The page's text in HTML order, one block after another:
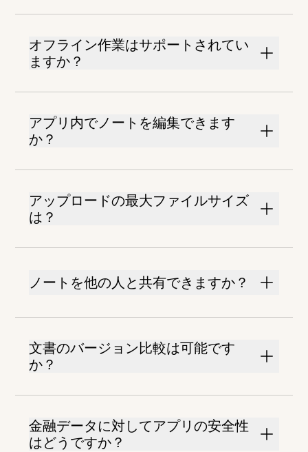
オフライン作業はサポートされてい
ますか？
アプリ内でノートを編集できます
か？
アップロードの最大ファイルサイズ
は？
ノートを他の人と共有できますか？
文書のバージョン比較は可能です
か？
金融データに対してアプリの安全性
はどうですか？